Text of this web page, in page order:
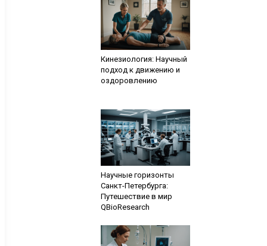
Кинезиология: Научный
подход к движению и
оздоровлению
Научные горизонты
Санкт-Петербурга:
Путешествие в мир
QBioResearch